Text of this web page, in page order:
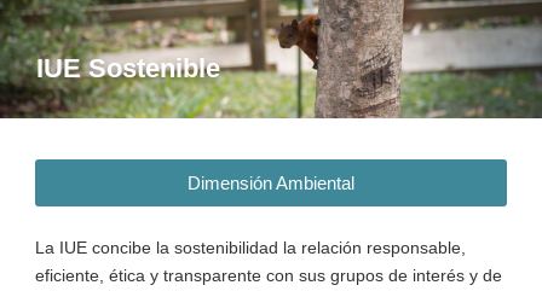
IUE Sostenible
Dimensión Ambiental
La IUE concibe la sostenibilidad la relación responsable,
eficiente, ética y transparente con sus grupos de interés y de